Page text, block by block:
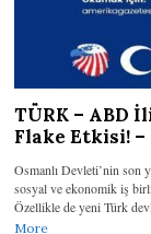
TÜRK – ABD
Flake Etkisi!
Osmanlı Devleti’nin son
sosyal ve ekonomik iş
Özellikle de yeni Türk
More